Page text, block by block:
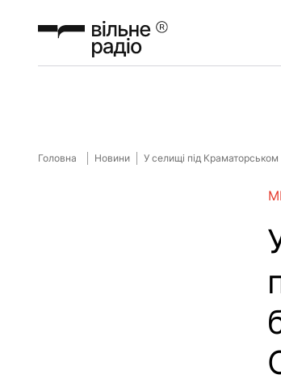
Головна Новини У селищі під Краматорськом